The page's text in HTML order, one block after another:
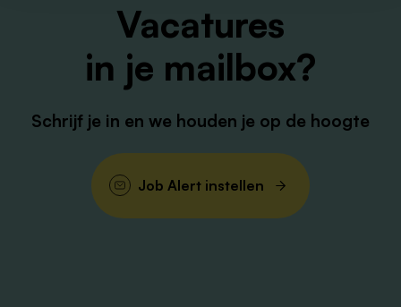
Vacatures
in je mailbox?
Schrijf je in en we houden je op de hoogte
Job Alert instellen